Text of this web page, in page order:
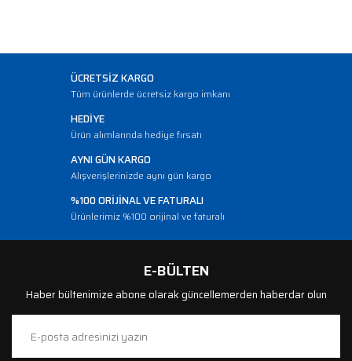
ÜCRETSİZ KARGO
Tüm ürünlerde ücretsiz kargo imkanı
HEDİYE
Ürün alımlarında hediye fırsatı
AYNI GÜN KARGO
Alışverişlerinizde aynı gün kargo
%100 ORİJİNAL VE FATURALI
Ürünlerimiz %100 orijinal ve faturalı
E-BÜLTEN
Haber bültenimize abone olarak güncellemerden haberdar olun